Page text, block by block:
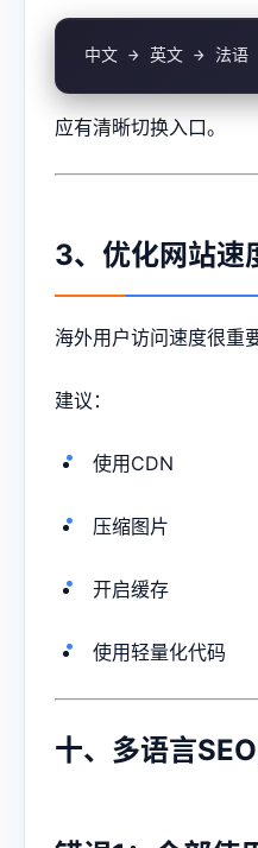
中文 → 英文 → 法语
应有清晰切换入口。
3、优化网站速
海外用户访问速度很重要
建议：
使用CDN
压缩图片
开启缓存
使用轻量化代码
十、多语言